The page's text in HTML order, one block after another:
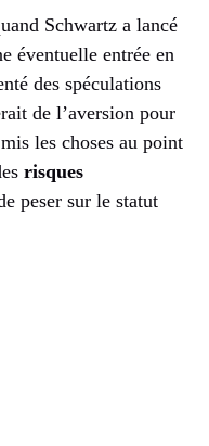
Schwartz a lancé
éventuelle entrée en
des spéculations
de l’aversion pour
les choses au point
risques
peser sur le statut